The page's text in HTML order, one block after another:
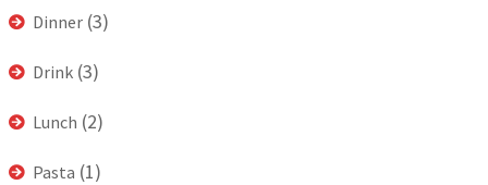
Dinner (3)
Drink (3)
Lunch (2)
Pasta (1)